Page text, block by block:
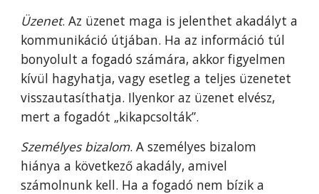
Üzenet. Az üzenet maga is jelenthet akadályt a
kommunikáció útjában. Ha az információ túl
bonyolult a fogadó számára, akkor figyelmen
kívül hagyhatja, vagy esetleg a teljes üzenetet
visszautasíthatja. Ilyenkor az üzenet elvész,
mert a fogadót „kikapcsolták”.
Személyes bizalom. A személyes bizalom
hiánya a következő akadály, amivel
számolnunk kell. Ha a fogadó nem bízik a